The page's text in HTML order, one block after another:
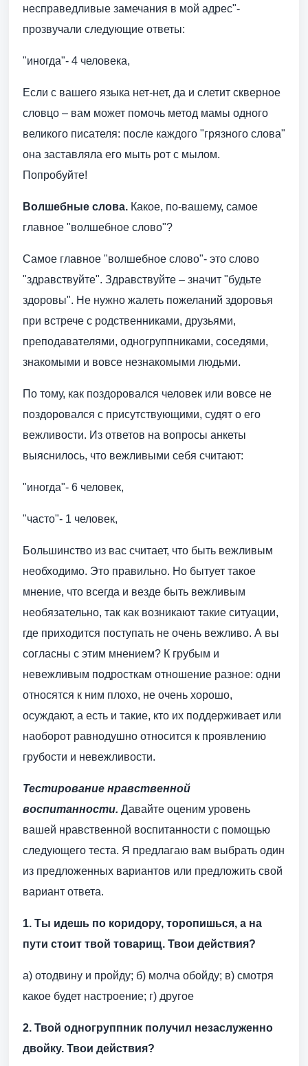
несправедливые замечания в мой адрес"-
прозвучали следующие ответы:
"иногда"- 4 человека,
Если с вашего языка нет-нет, да и слетит скверное
словцо – вам может помочь метод мамы одного
великого писателя: после каждого "грязного слова"
она заставляла его мыть рот с мылом.
Попробуйте!
Волшебные слова. Какое, по-вашему, самое
главное "волшебное слово"?
Самое главное "волшебное слово"- это слово
"здравствуйте". Здравствуйте – значит "будьте
здоровы". Не нужно жалеть пожеланий здоровья
при встрече с родственниками, друзьями,
преподавателями, одногруппниками, соседями,
знакомыми и вовсе незнакомыми людьми.
По тому, как поздоровался человек или вовсе не
поздоровался с присутствующими, судят о его
вежливости. Из ответов на вопросы анкеты
выяснилось, что вежливыми себя считают:
"иногда"- 6 человек,
"часто"- 1 человек,
Большинство из вас считает, что быть вежливым
необходимо. Это правильно. Но бытует такое
мнение, что всегда и везде быть вежливым
необязательно, так как возникают такие ситуации,
где приходится поступать не очень вежливо. А вы
согласны с этим мнением? К грубым и
невежливым подросткам отношение разное: одни
относятся к ним плохо, не очень хорошо,
осуждают, а есть и такие, кто их поддерживает или
наоборот равнодушно относится к проявлению
грубости и невежливости.
Тестирование нравственной
воспитанности. Давайте оценим уровень
вашей нравственной воспитанности с помощью
следующего теста. Я предлагаю вам выбрать один
из предложенных вариантов или предложить свой
вариант ответа.
1. Ты идешь по коридору, торопишься, а на
пути стоит твой товарищ. Твои действия?
а) отодвину и пройду; б) молча обойду; в) смотря
какое будет настроение; г) другое
2. Твой одногруппник получил незаслуженно
двойку. Твои действия?